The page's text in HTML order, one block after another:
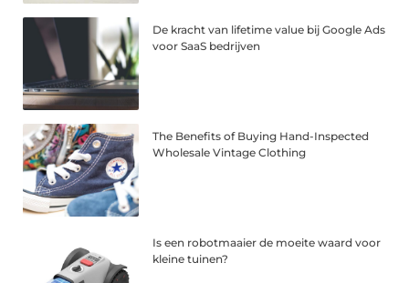
De kracht van lifetime value bij Google Ads
voor SaaS bedrijven
The Benefits of Buying Hand-Inspected
Wholesale Vintage Clothing
Is een robotmaaier de moeite waard voor
kleine tuinen?